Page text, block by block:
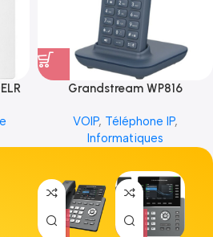
Grandstream WP816
VOIP, Téléphone IP,
Informatiques